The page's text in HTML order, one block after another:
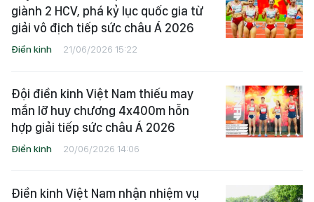
giành 2 HCV, phá kỷ lục quốc gia từ
giải vô địch tiếp sức châu Á 2026
Điền kinh 21/06/2026 15:22
Đội điền kinh Việt Nam thiếu may
mắn lỡ huy chương 4x400m hỗn
hợp giải tiếp sức châu Á 2026
Điền kinh 20/06/2026 14:06
Điền kinh Việt Nam nhận nhiệm vụ